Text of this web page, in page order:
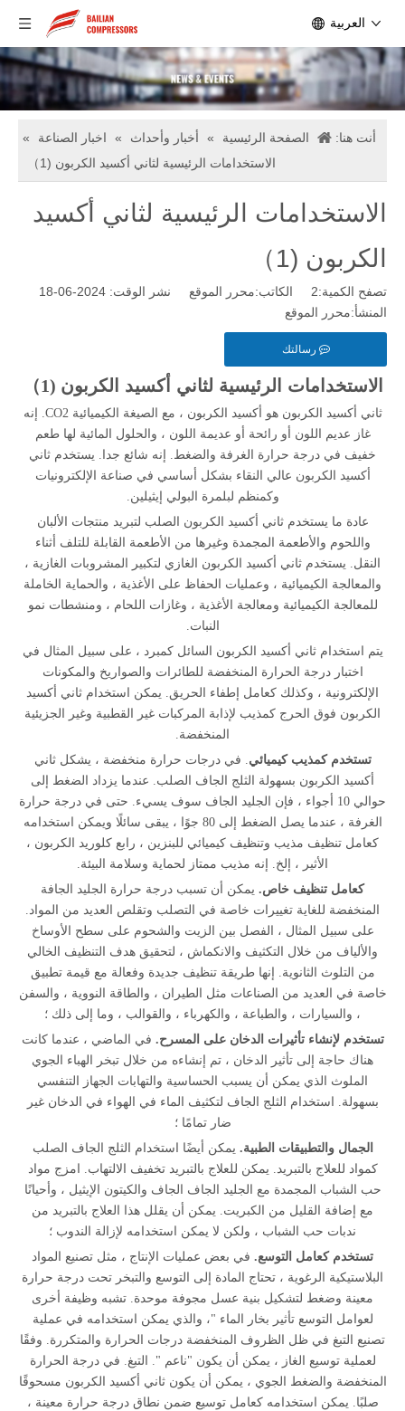
العربية
أنت هنا: الصفحة الرئيسية » أخبار وأحداث » اخبار الصناعة
»
الاستخدامات الرئيسية لثاني أكسيد الكربون (1）
الاستخدامات الرئيسية لثاني أكسيد
الكربون (1）
تصفح الكمية:2
المنشأ:محرر الموقع
رسالتك
الاستخدامات الرئيسية لثاني أكسيد الكربون (1
）
ثاني أكسيد الكربون هو أكسيد الكربون ، مع الصيغة الكيميائية CO2. إنه
غاز عديم اللون أو رائحة أو عديمة اللون ، والحلول المائية لها طعم
خفيف في درجة حرارة الغرفة والضغط. إنه شائع جدا. يستخدم ثاني
أكسيد الكربون عالي النقاء بشكل أساسي في صناعة الإلكترونيات
وكمنظم لبلمرة البولي إيثيلين.
عادة ما يستخدم ثاني أكسيد الكربون الصلب لتبريد منتجات الألبان
واللحوم والأطعمة المجمدة وغيرها من الأطعمة القابلة للتلف أثناء
النقل. يستخدم ثاني أكسيد الكربون الغازي لتكبير المشروبات الغازية ،
والمعالجة الكيميائية ، وعمليات الحفاظ على الأغذية ، والحماية الخاملة
للمعالجة الكيميائية ومعالجة الأغذية ، وغازات اللحام ، ومنشطات نمو
النبات.
يتم استخدام ثاني أكسيد الكربون السائل كمبرد ، على سبيل المثال في
اختبار درجة الحرارة المنخفضة للطائرات والصواريخ والمكونات
الإلكترونية ، وكذلك كعامل إطفاء الحريق. يمكن استخدام ثاني أكسيد
الكربون فوق الحرج كمذيب لإذابة المركبات غير القطبية وغير الجزيئية
المنخفضة.
تستخدم كمذيب كيميائي. في درجات حرارة منخفضة ، يشكل ثاني
أكسيد الكربون بسهولة الثلج الجاف الصلب. عندما يزداد الضغط إلى
حوالي 10 أجواء ، فإن الجليد الجاف سوف يسيء. حتى في درجة حرارة
الغرفة ، عندما يصل الضغط إلى 80 جوًا ، يبقى سائلًا ويمكن استخدامه
كعامل تنظيف مذيب وتنظيف كيميائي للبنزين ، رابع كلوريد الكربون ،
الأثير ، إلخ. إنه مذيب ممتاز لحماية وسلامة البيئة.
كعامل تنظيف خاص. يمكن أن تسبب درجة حرارة الجليد الجافة
المنخفضة للغاية تغييرات خاصة في التصلب وتقلص العديد من المواد.
على سبيل المثال ، الفصل بين الزيت والشحوم على سطح الأوساخ
والألياف من خلال التكثيف والانكماش ، لتحقيق هدف التنظيف الخالي
من التلوث الثانوية. إنها طريقة تنظيف جديدة وفعالة مع قيمة تطبيق
خاصة في العديد من الصناعات مثل الطيران ، والطاقة النووية ، والسفن
، والسيارات ، والطباعة ، والكهرباء ، والقوالب ، وما إلى ذلك ؛
تستخدم لإنشاء تأثيرات الدخان على المسرح. في الماضي ، عندما كانت
هناك حاجة إلى تأثير الدخان ، تم إنشاءه من خلال تبخر الهباء الجوي
الملوث الذي يمكن أن يسبب الحساسية والتهابات الجهاز التنفسي
بسهولة. استخدام الثلج الجاف لتكثيف الماء في الهواء في الدخان غير
ضار تمامًا ؛
الجمال والتطبيقات الطبية. يمكن أيضًا استخدام الثلج الجاف الصلب
كمواد للعلاج بالتبريد. يمكن للعلاج بالتبريد تخفيف الالتهاب. امزج مواد
حب الشباب المجمدة مع الجليد الجاف الجاف والكيتون الإيثيل ، وأحيانًا
مع إضافة القليل من الكبريت. يمكن أن يقلل هذا العلاج بالتبريد من
ندبات حب الشباب ، ولكن لا يمكن استخدامه لإزالة الندوب ؛
تستخدم كعامل التوسع. في بعض عمليات الإنتاج ، مثل تصنيع المواد
البلاستيكية الرغوية ، تحتاج المادة إلى التوسع والتبخر تحت درجة حرارة
معينة وضغط لتشكيل بنية عسل مجوفة موحدة. تشبه وظيفة أخرى
لعوامل التوسع تأثير بخار الماء "، والذي يمكن استخدامه في عملية
تصنيع التبغ في ظل الظروف المنخفضة درجات الحرارة والمتكررة. وفقًا
لعملية توسيع الغاز ، يمكن أن يكون "ناعم ". التبغ. في درجة الحرارة
المنخفضة والضغط الجوي ، يمكن أن يكون ثاني أكسيد الكربون مسحوقًا
صلبًا. يمكن استخدامه كعامل توسيع ضمن نطاق درجة حرارة معينة ،